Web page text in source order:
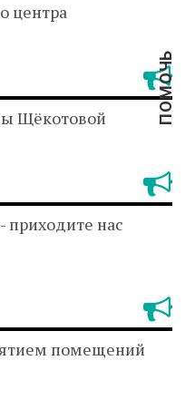
ПОМОЧЬ
центра
Щёкотовой
нас
помещений